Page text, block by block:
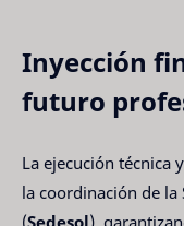
Inyección
futuro
La ejecución técnica
la coordinación de la